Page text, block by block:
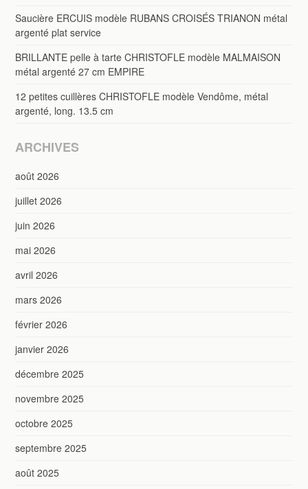
Saucière ERCUIS modèle RUBANS CROISÉS TRIANON métal
argenté plat service
BRILLANTE pelle à tarte CHRISTOFLE modèle MALMAISON
métal argenté 27 cm EMPIRE
12 petites cuillères CHRISTOFLE modèle Vendôme, métal
argenté, long. 13.5 cm
ARCHIVES
août 2026
juillet 2026
juin 2026
mai 2026
avril 2026
mars 2026
février 2026
janvier 2026
décembre 2025
novembre 2025
octobre 2025
septembre 2025
août 2025